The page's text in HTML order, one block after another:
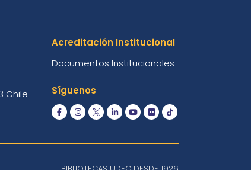
Chile
Acreditación Institucional
Documentos Institucionales
Síguenos